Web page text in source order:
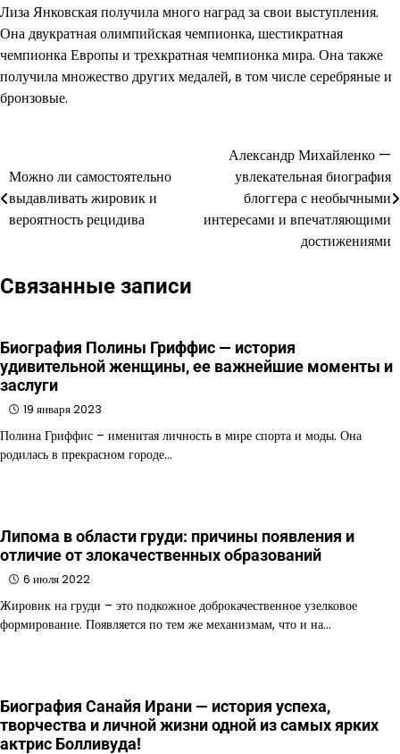
Лиза Янковская получила много наград за свои выступления.
Она двукратная олимпийская чемпионка, шестикратная
чемпионка Европы и трехкратная чемпионка мира. Она также
получила множество других медалей, в том числе серебряные и
бронзовые.
по
записям
Можно ли самостоятельно
выдавливать жировик и
вероятность рецидива
Александр Михайленко —
увлекательная биография
блоггера с необычными
интересами и впечатляющими
достижениями
Связанные записи
Биография Полины Гриффис — история
удивительной женщины, ее важнейшие моменты и
заслуги
19 января 2023
Полина Гриффис – именитая личность в мире спорта и моды. Она
родилась в прекрасном городе…
Липома в области груди: причины появления и
отличие от злокачественных образований
6 июля 2022
Жировик на груди – это подкожное доброкачественное узелковое
формирование. Появляется по тем же механизмам, что и на…
Биография Санайя Ирани — история успеха,
творчества и личной жизни одной из самых ярких
актрис Болливуда!